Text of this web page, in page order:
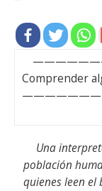
Comprender
Una
población
quienes leen el